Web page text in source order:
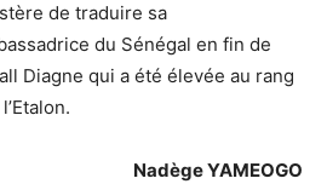
de traduire sa
du Sénégal en fin de
Diagne qui a été élevée au rang
Nadège YAMEOGO